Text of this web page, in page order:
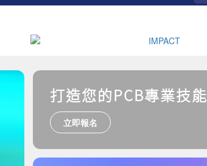
打造您的PCB專業技能
立即報名